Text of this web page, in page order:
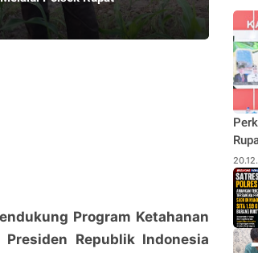
Program Ketahanan
Republik Indonesia
Rhu